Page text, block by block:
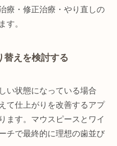
療・修正治療・やり直しの
す。
替えを検討する
い状態になっている場合
て仕上がりを改善するアプ
ます。マウスピースとワイ
チで最終的に理想の歯並び